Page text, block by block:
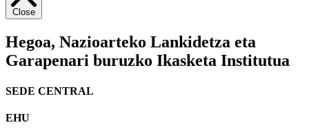
Close
Hegoa, Nazioarteko Lankidetza eta
Garapenari buruzko Ikasketa Institutua
SEDE CENTRAL
EHU